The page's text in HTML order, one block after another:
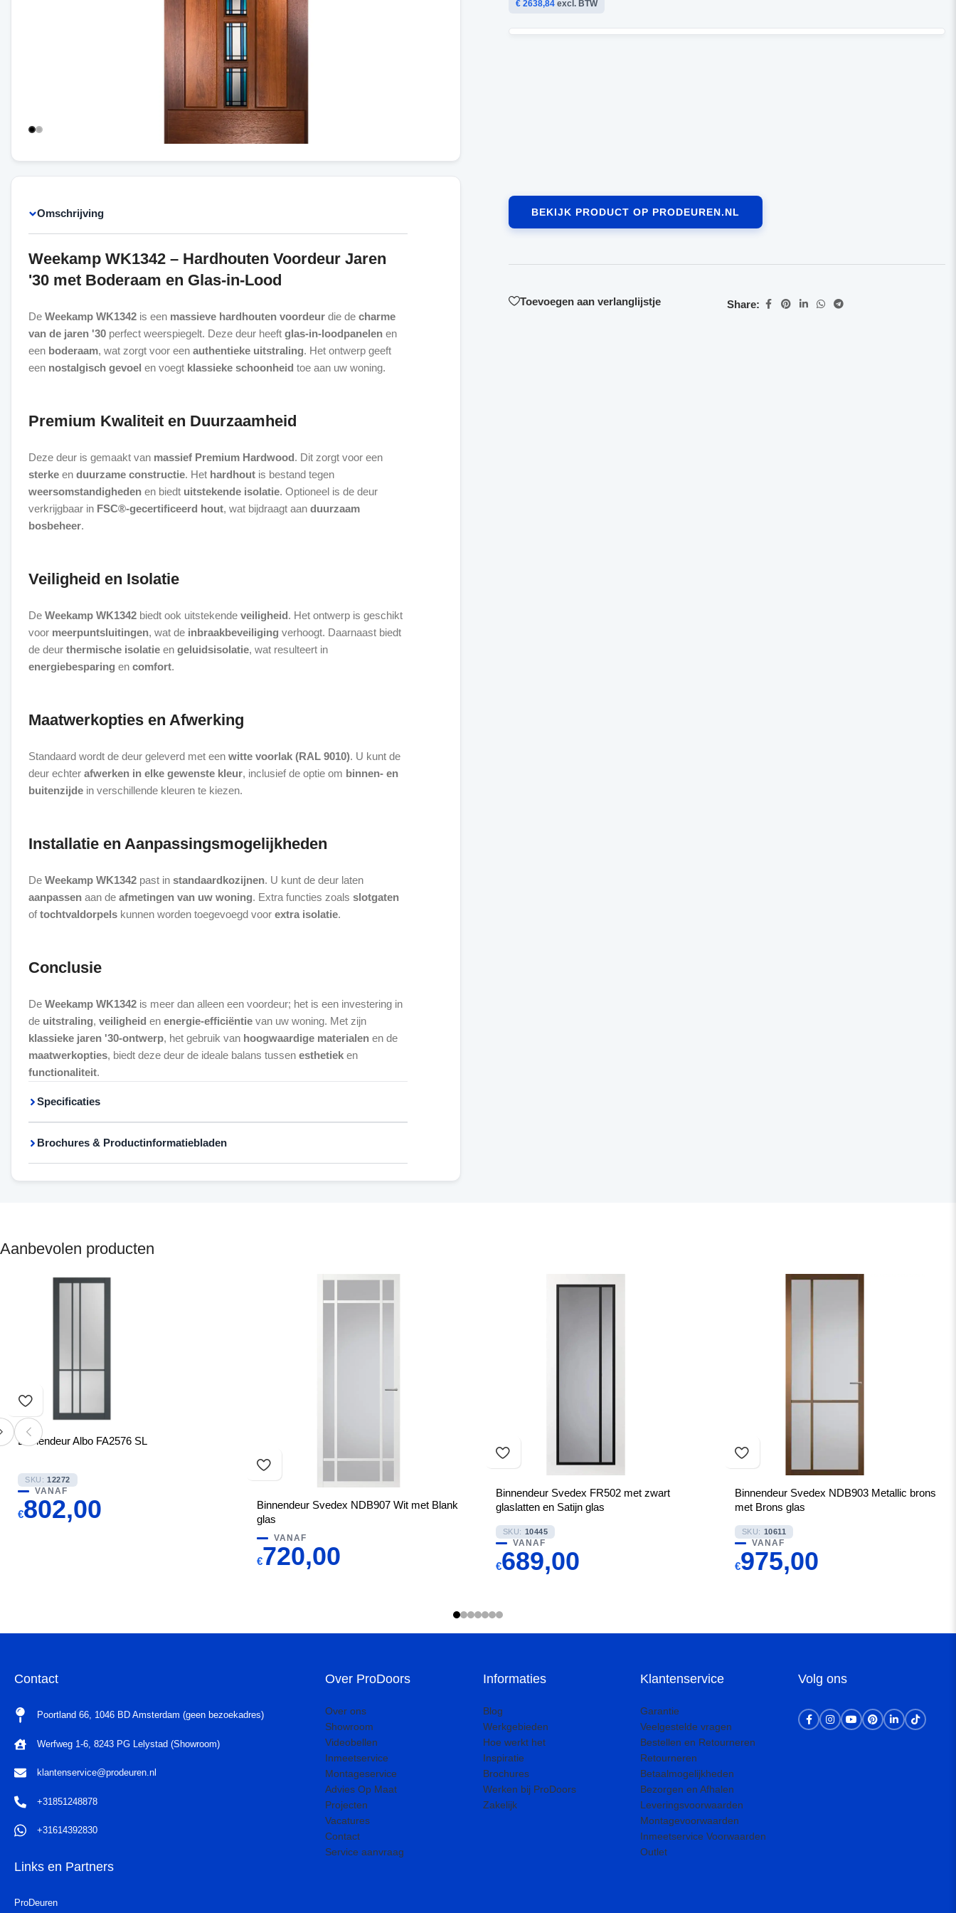
Omschrijving
Weekamp WK1342 – Hardhouten Voordeur Jaren
'30 met Boderaam en Glas-in-Lood
De Weekamp WK1342 is een massieve hardhouten voordeur die de charme
van de jaren '30 perfect weerspiegelt. Deze deur heeft glas-in-loodpanelen en
een boderaam, wat zorgt voor een authentieke uitstraling. Het ontwerp geeft
een nostalgisch gevoel en voegt klassieke schoonheid toe aan uw woning.
Premium Kwaliteit en Duurzaamheid
Deze deur is gemaakt van massief Premium Hardwood. Dit zorgt voor een
sterke en duurzame constructie. Het hardhout is bestand tegen
weersomstandigheden en biedt uitstekende isolatie. Optioneel is de deur
verkrijgbaar in FSC®-gecertificeerd hout, wat bijdraagt aan duurzaam
bosbeheer.
Veiligheid en Isolatie
De Weekamp WK1342 biedt ook uitstekende veiligheid. Het ontwerp is geschikt
voor meerpuntsluitingen, wat de inbraakbeveiliging verhoogt. Daarnaast biedt
de deur thermische isolatie en geluidsisolatie, wat resulteert in
energiebesparing en comfort.
Maatwerkopties en Afwerking
Standaard wordt de deur geleverd met een witte voorlak (RAL 9010). U kunt de
deur echter afwerken in elke gewenste kleur, inclusief de optie om binnen- en
buitenzijde in verschillende kleuren te kiezen.
Installatie en Aanpassingsmogelijkheden
De Weekamp WK1342 past in standaardkozijnen. U kunt de deur laten
aanpassen aan de afmetingen van uw woning. Extra functies zoals slotgaten
oftochtvaldorpels kunnen worden toegevoegd voor extra isolatie.
Conclusie
De Weekamp WK1342 is meer dan alleen een voordeur; het is een investering in
de uitstraling, veiligheid en energie-efficiëntie van uw woning. Met zijn
klassieke jaren '30-ontwerp, het gebruik van hoogwaardige materialen en de
maatwerkopties, biedt deze deur de ideale balans tussen esthetiek en
functionaliteit.
Specificaties
Brochures & Productinformatiebladen
€ 2638,84 excl. BTW
BEKIJK PRODUCT OP PRODEUREN.NL
Toevoegen aan verlanglijstje Share:
Aanbevolen producten
Binnendeur Albo FA2576 SL
SKU: 12272
VANAF
€802,00
Binnendeur Svedex NDB907 Wit met Blank
glas
VANAF
€720,00
Binnendeur Svedex FR502 met zwart
glaslatten en Satijn glas
SKU: 10445
VANAF
€689,00
Binnendeur Svedex NDB903 Metallic brons
met Brons glas
SKU: 10611
VANAF
€975,00
Contact
Poortland 66, 1046 BD Amsterdam (geen bezoekadres)
Werfweg 1-6, 8243 PG Lelystad (Showroom)
klantenservice@prodeuren.nl
+31851248878
+31614392830
Links en Partners
ProDeuren
Over ProDoors
Over ons
Showroom
Videobellen
Inmeetservice
Montageservice
Advies Op Maat
Projecten
Vacatures
Contact
Service aanvraag
Informaties
Blog
Werkgebieden
Hoe werkt het
Inspiratie
Brochures
Werken bij ProDoors
Zakelijk
Klantenservice
Garantie
Veelgestelde vragen
Bestellen en Retourneren
Retourneren
Betaalmogelijkheden
Bezorgen en Afhalen
Leveringsvoorwaarden
Montagevoorwaarden
Inmeetservice Voorwaarden
Outlet
Volg ons